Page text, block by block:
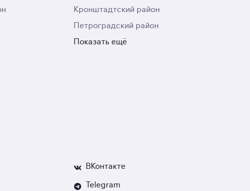
Кронштадтский район
Петроградский район
Показать ещё
ВКонтакте
Telegram